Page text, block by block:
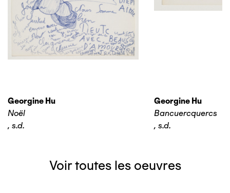
Georgine Hu
Noël
, s.d.
Georgine Hu
Bancuercquercs
, s.d.
Voir toutes les oeuvres